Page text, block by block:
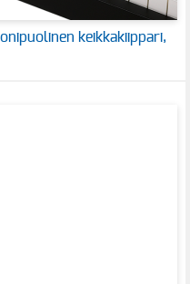
keikkakiippari,